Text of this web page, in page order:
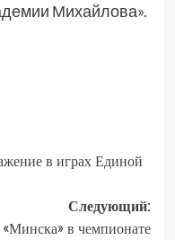
Михайлова».
в играх Единой
Следующий:
в чемпионате